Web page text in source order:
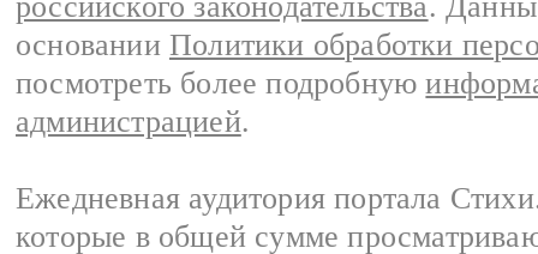
основании Политики обработки
посмотреть более подробную
администрацией.
Ежедневная аудитория портала
которые в общей сумме